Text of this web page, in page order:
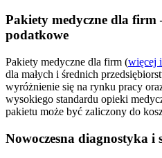
Pakiety medyczne dla firm
podatkowe
Pakiety medyczne dla firm (więcej
dla małych i średnich
wyróżnienie się na rynku pracy
wysokiego standardu opieki
pakietu może być zaliczony do
Nowoczesna diagnostyka i